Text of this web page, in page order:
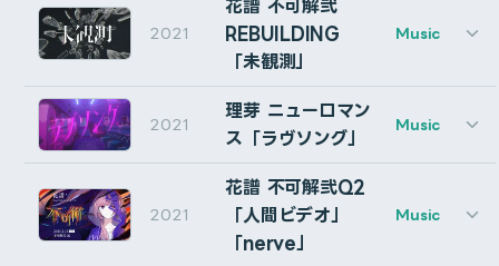
autoRectするレイヤーのサイズが変化する場合(例えば、
テキストがアニメーションしている場合）、現在の時間の
サイズに固定することができます。マーカーが作成され、
そのタイミングで固定されます。もう一度クリックする
と、固定を解除できます。
Audio: Naoya Mochizuki (IMAGICA)
Illustrator: Hirotaka Tanaka
Animator: Junichiro Kusama (LIBERTY ANIMATION
CG: Tomoya Eguchi (Cumuloworks), Akito Osawa
Assistant Producer: Kurumizawa Mahiru (IJIGEN
Design: RAIRAI PUBLIC COMPANY. LTD. (@kato_R2PC )
Motion Designer: Cumuloworks, Huseki
Soundtrack: Laur (@LAUR1200)
Director: Shinoda Toshitaka (IJIGEN TOKYO)
Producer: Okubo “youkiss” Yuki (IJIGEN TOKYO)
Assistant Producer: Kurumizawa Mahiru (IJIGEN
Design: パンチ (@punch6789 )
Motion Designer: Cumuloworks
Multi Audio: Tatematu Kana (IJIGEN TOKYO)
理芽 1st ONE-MAN LIVE「ニューロマンス」にて、オ
リジナル楽曲「やさしくしないで」の映像演出・MV制作
Producer: Hideyuki Negishi
Client: ASICS Corporation
Agency: Taki Corporation
2021
花譜 不可解弐
REBUILDING
「未観測」
Music
2021
理芽 ニューロマン
ス「ラヴソング」
Music
2021
花譜 不可解弐Q2
「人間ビデオ」
「nerve」
Music